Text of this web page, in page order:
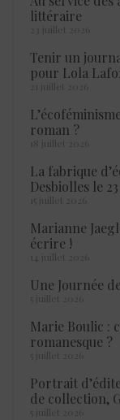
littéraire
23 juillet 2026
Tenir un
pour Lola
21 juillet 2026
roman ?
18 juillet 2026
La fabrique
Desbiolles le
15 juillet 2026
Marianne
écrire !
14 juillet 2026
Une Journée
5 juillet 2026
Marie Boulic :
romanesque ?
5 juillet 2026
Portrait
de collection,
5 juillet 2026